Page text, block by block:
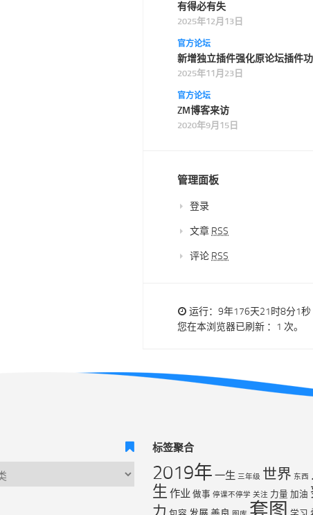
有得必有失
2025年12月13日
官方论坛
新增独立插件强化原论坛插件
2025年11月23日
官方论坛
ZM博客来访
2020年9月15日
管理面板
登录
文章 RSS
评论 RSS
运行：9年176天21时8分1秒
您在本浏览器已刷新 ：1 次。
标签聚合
2019年 一生 三年级 世界 东西
生 作业 做事 停课不停学 关注 力量 加油
力
套图